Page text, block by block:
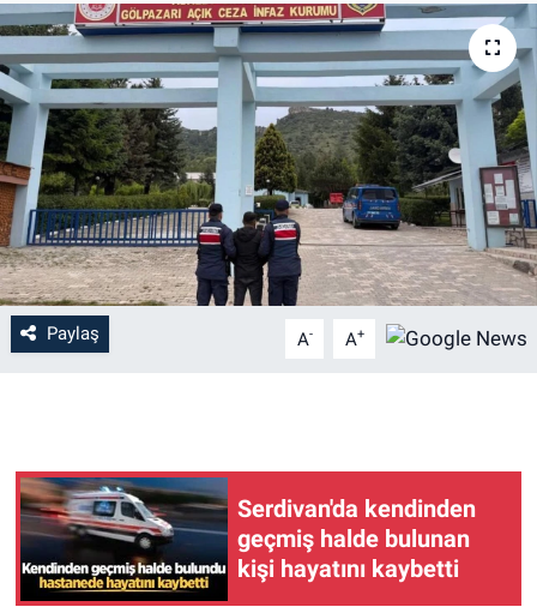
Paylaş A- A+
Serdivan'da kendinden
geçmiş halde bulunan
kişi hayatını kaybetti